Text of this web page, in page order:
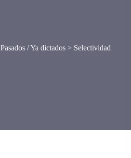
Pasados / Ya dictados > Selectividad